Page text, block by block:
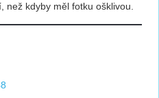
než kdyby měl fotku ošklivou.